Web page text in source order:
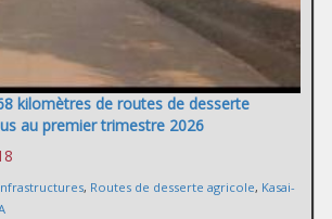
kilomètres de routes de desserte
au premier trimestre 2026
, Routes de desserte agricole, Kasai-